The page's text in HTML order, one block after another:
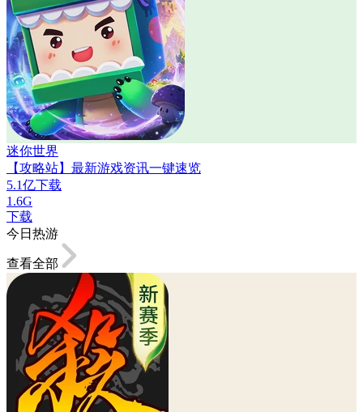
迷你世界
【攻略站】最新游戏资讯一键速览
5.1亿下载
1.6G
下载
今日热游
查看全部